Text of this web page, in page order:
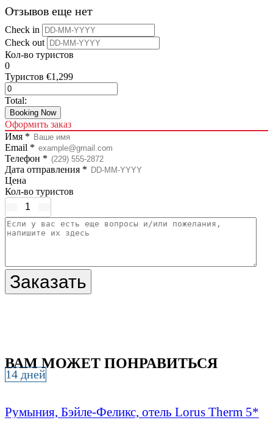
Отзывов еще нет
Check in
Check out
Кол-во туристов
0
Туристов €1,299
Total:
Booking Now
Оформить заказ
Имя *
Email *
Телефон *
Дата отправления *
Цена
Кол-во туристов
Заказать
ВАМ МОЖЕТ ПОНРАВИТЬСЯ
14 дней
Румыния, Бэйле-Феликс, отель Lorus Therm 5*